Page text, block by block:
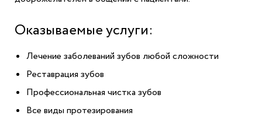
Оказываемые услуги:
Лечение заболеваний зубов любой сложности
Реставрация зубов
Профессиональная чистка зубов
Все виды протезирования